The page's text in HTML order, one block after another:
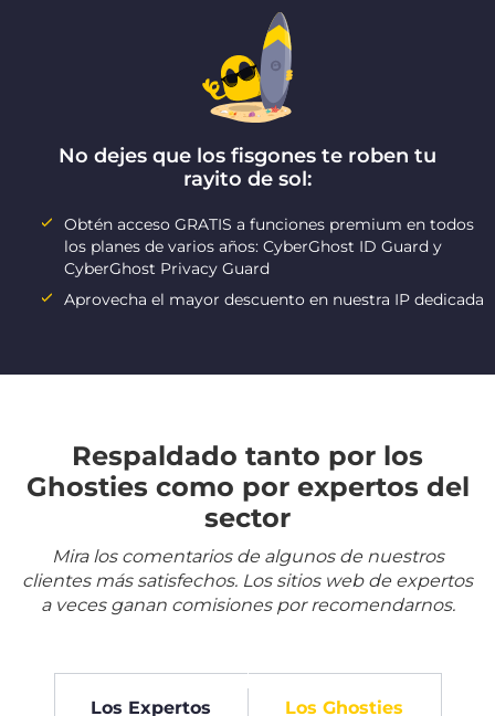
No dejes que los fisgones te roben tu
rayito de sol:
Obtén acceso GRATIS a funciones premium en todos
los planes de varios años: CyberGhost ID Guard y
CyberGhost Privacy Guard
Aprovecha el mayor descuento en nuestra IP dedicada
Respaldado tanto por los
Ghosties como por expertos del
sector
Mira los comentarios de algunos de nuestros
clientes más satisfechos. Los sitios web de expertos
a veces ganan comisiones por recomendarnos.
Los Expertos Los Ghosties